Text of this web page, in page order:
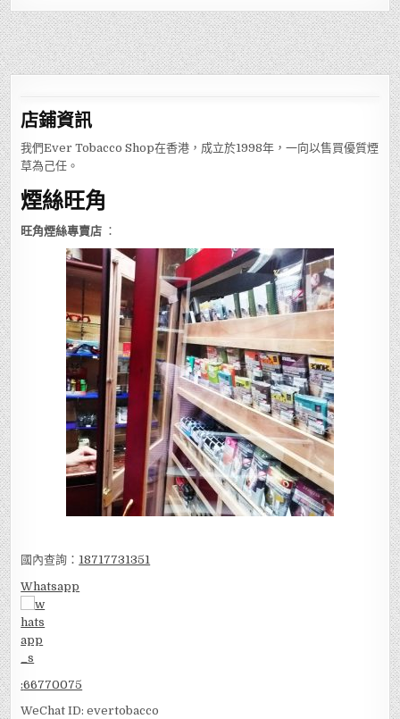
店鋪資訊
我們Ever Tobacco Shop在香港，成立於1998年，一向以售買優質煙
草為己任。
煙絲旺角
旺角煙絲專賣店 ：
國內查詢： 18717731351
Whatsapp
:66770075
WeChat ID: evertobacco